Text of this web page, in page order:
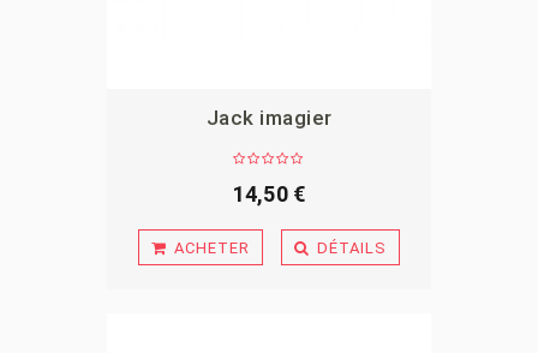
APERÇU
Jack imagier
14,50 €
ACHETER DÉTAILS